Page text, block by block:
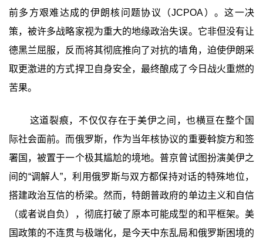
前多方艰难达成的伊朗核问题协议（JCPOA）。这一决
策，被许多战略家视为重大的地缘政治失误。它非但没有让
德黑兰屈服，反而将其彻底推向了对抗的墙角，迫使伊朗采
取更激进的方式捍卫自身安全，最终酿成了今日战火重燃的
苦果。
这道裂痕，不仅仅存在于美伊之间，也横亘在整个国
际社会面前。而俄罗斯，作为当年核协议的重要斡旋方和签
署国，被置于一个极其尴尬的境地。普京曾试图扮演美伊之
间的“调解人”，利用俄罗斯与双方都保持对话的特殊地位，
搭建政治互信的桥梁。然而，特朗普政府的单边主义和自信
（或者说自负），彻底打破了原本可能成型的和平框架。美
国政策的不连贯与极端化，是今天中东乱局和俄罗斯困境的